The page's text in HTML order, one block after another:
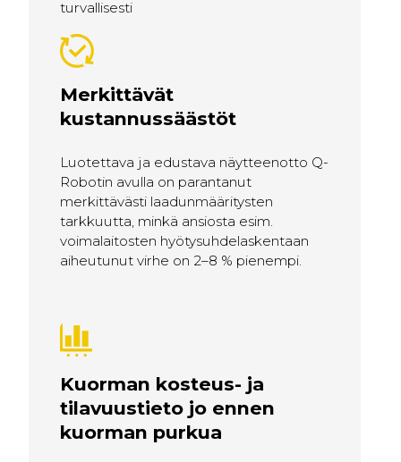
turvallisesti
Merkittävät
kustannussäästöt
Luotettava ja edustava näytteenotto Q-
Robotin avulla on parantanut
merkittävästi laadunmääritysten
tarkkuutta, minkä ansiosta esim.
voimalaitosten hyötysuhdelaskentaan
aiheutunut virhe on 2–8 % pienempi.
Kuorman kosteus- ja
tilavuustieto jo ennen
kuorman purkua